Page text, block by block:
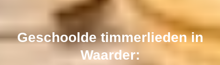
Geschoolde timmerlieden in
Waarder: